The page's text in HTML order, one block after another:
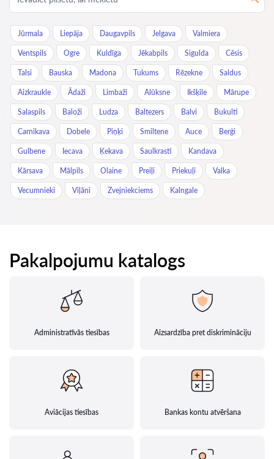
Jūrmala Liepāja Daugavpils Jelgava Valmiera
Ventspils Ogre Kuldīga Jēkabpils Sigulda Cēsis
Talsi Bauska Madona Tukums Rēzekne Saldus
Aizkraukle Ādaži Limbaži Alūksne Ikšķile Mārupe
Salaspils Baloži Ludza Baltezers Balvi Bukulti
Carnikava Dobele Piņķi Smiltene Auce Berģi
Gulbene Iecava Ķekava Saulkrasti Kandava
Kārsava Mālpils Olaine Preiļi Priekuļi Valka
Vecumnieki Viļāni Zvejniekciems Kalngale
Pakalpojumu katalogs
Administratīvās tiesības Aizsardzība pret diskrimināciju
Aviācijas tiesības Bankas kontu atvēršana